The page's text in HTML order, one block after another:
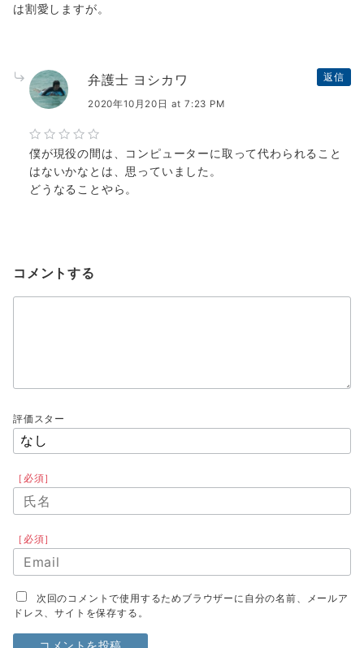
は割愛しますが。
返信
弁護士 ヨシカワ
2020年10月20日 at 7:23 PM
僕が現役の間は、コンピューターに取って代わられること
はないかなとは、思っていました。
どうなることやら。
コメントする
評価スター
［必須］
［必須］
次回のコメントで使用するためブラウザーに自分の名前、メールア
ドレス、サイトを保存する。